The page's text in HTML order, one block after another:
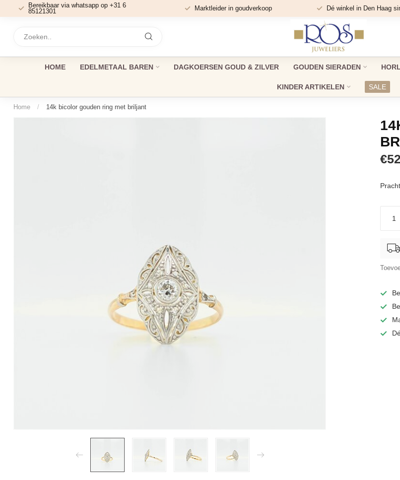
Bereikbaar via whatsapp op +31 6
85121301
Marktleider in goudverkoop Dé winkel in Den Haag
HOME EDELMETAAL BAREN DAGKOERSEN GOUD & ZILVER GOUDEN SIERADEN
KINDER ARTIKELEN SALE
Home / 14k bicolor gouden ring met briljant